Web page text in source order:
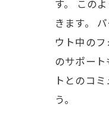
す。 この
きます。
ウト中の
のサポー
トとのコ
う。